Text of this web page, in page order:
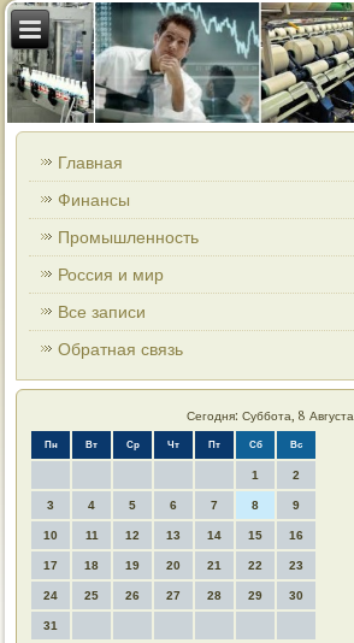
Главная
Финансы
Промышленность
Россия и мир
Все записи
Обратная связь
Сегодня: Суббота, 8 Августа
Пн Вт Ср Чт Пт Сб Вс
1 2
3 4 5 6 7 8 9
10 11 12 13 14 15 16
17 18 19 20 21 22 23
24 25 26 27 28 29 30
31